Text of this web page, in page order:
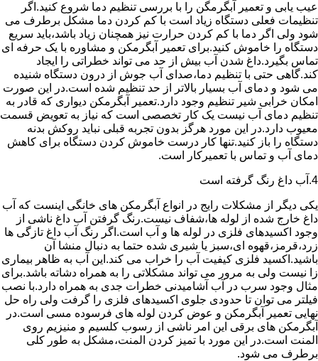
عیب یابی و تعمیر آبگرمگن را با بررسی تنظیم دما شروع کنید.اگر
تنظیمات فعلی دستگاه زیاد است با کم کردن دما مشکل برطرف می
شود ولی اگر دما با کم کردن حرارت نیز همچنان زیاد باشد،باید سریع
دستگاه را خاموش کنید.برای تعمیر آبگرمکن و مشاوره با یک حرفه ای
تماس بگیرد.داغ شدن آب بیش از حد می تواند خطراتی را ایجاد
کند.گاهی حتی با تنظیم دما،صدای آب جوش از درون دستگاه شنیده
می شود و دمای آب بسیار بالاتر از حد تنظیم شده است.در این صورت
امکان خرابی شیر تنظیم وجود دارد.تعمیر آبگرمکن دیواری که قادر به
تنظیم دمای آب نیست یک کار تخصصی است که نیاز به تعویض قسمت
معیوب دارد.در این مورد هرگز بدون تجربه قبلی نباید روکش بدنه
دستگاه را باز کنید.تنها کار درست خاموش کردن دستگاه برای کاهش
دمای آب و تماس با تعمیرکار است.
4.آب داغ رنگ گرفته است
یکی دیگر از مشکلات رایج در انواع آبگرمکن های خانگی اینست که آب
داغ خارج شده از لوله ها،شفاف نیست.رنگ گرفتن آب داغ ناشی از
وجود اکسیدهای فلزی در لوله ها و آب است.اگر رنگ آب داغ تازگی ها
زرد،قرمز،قهوه ای،سبز یا شیری شده حتما به دنبال منشا آن
باشید.اکسید فلزی کیفیت آب را خراب می کند.این آب به ظاهر بیماری
زا نیست ولی به مرور می تواند مشکلاتی را به همراه دشاته باشد.برای
مثال وجود سرب در آب آشامیدنی خطرات جدی به همراه دارد.با نصب
فیلتر می توان تا حدودی جلوی اکسیدهای فلزی را گرفت ولی راه حل
نهایی تعمیر آبگرمکن و عوض کردن لوله های فرسوده مسی است.در
آبگرمکن های برقی این امر ناشی از رسوب کلسیم و منیزیم روی
المنت است.در این مورد با تمیز کردن المنت،مشکل به طور کلی
برطرف می شود.